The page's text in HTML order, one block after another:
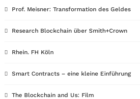
Prof. Meisner: Transformation des Geldes
Research Blockchain über Smith+Crown
Rhein. FH Köln
Smart Contracts – eine kleine Einführung
The Blockchain and Us: Film